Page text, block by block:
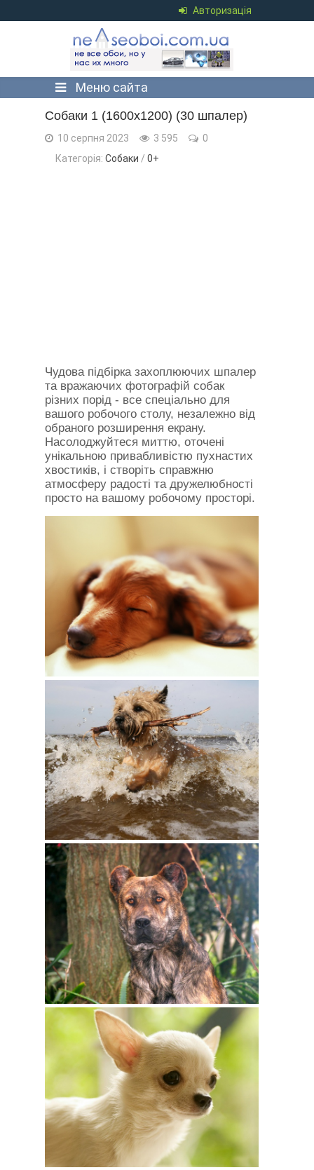
Авторизація
Меню сайта
Собаки 1 (1600x1200) (30 шпалер)
10 серпня 2023 3 595
0
Категорія: Собаки / 0+
Чудова підбірка захоплюючих шпалер
та вражаючих фотографій собак
різних порід - все спеціально для
вашого робочого столу, незалежно від
обраного розширення екрану.
Насолоджуйтеся миттю, оточені
унікальною привабливістю пухнастих
хвостиків, і створіть справжню
атмосферу радості та дружелюбності
просто на вашому робочому просторі.